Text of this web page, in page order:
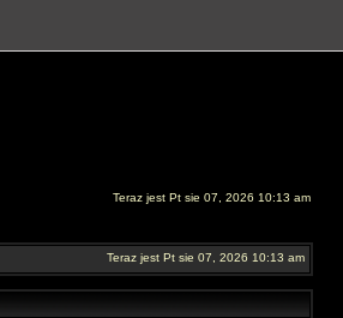
Teraz jest Pt sie 07, 2026 10:13 am
Teraz jest Pt sie 07, 2026 10:13 am